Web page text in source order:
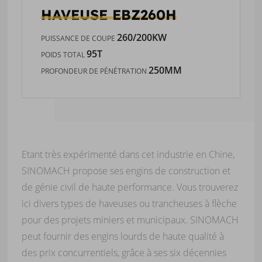
HAVEUSEEBZ260H
PUISSANCE DE COUPE260/200KW
POIDS TOTAL95T
PROFONDEUR DE PÉNÉTRATION250MM
Etant très expérimenté dans cet industrie en Chine,
SINOMACH propose ses engins de construction et
de génie civil de haute performance. Vous trouverez
ici divers types de haveuses ou trancheuses à flèche
pour des projets miniers et municipaux. SINOMACH
peut fournir des engins lourds de haute qualité à
des prix concurrentiels, grâce à ses six décennies